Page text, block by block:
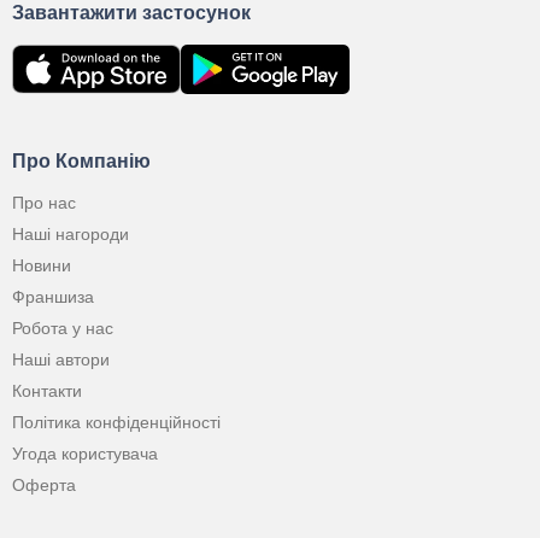
Про Компанію
Про нас
Наші нагороди
Новини
Франшиза
Робота у нас
Наші автори
Контакти
Політика конфіденційності
Угода користувача
Оферта
Завантажити застосунок